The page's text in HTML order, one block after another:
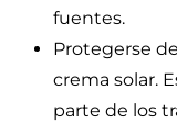
fuentes.
Protegerse
crema solar.
parte de los